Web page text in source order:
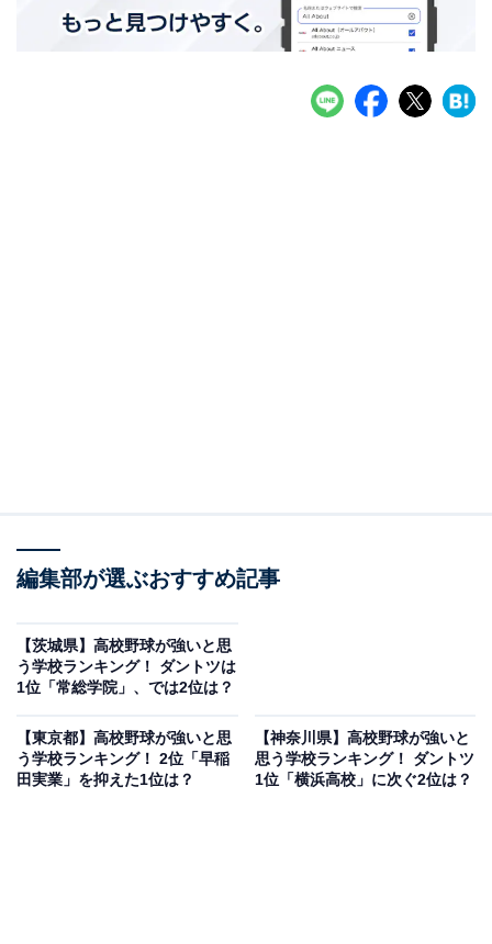
編集部が選ぶおすすめ記事
【茨城県】高校野球が強いと思
う学校ランキング！ ダントツは
1位「常総学院」、では2位は？
【東京都】高校野球が強いと思
う学校ランキング！ 2位「早稲
田実業」を抑えた1位は？
【神奈川県】高校野球が強いと
思う学校ランキング！ ダントツ
1位「横浜高校」に次ぐ2位は？